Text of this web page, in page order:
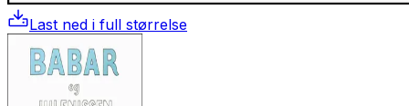
Last ned i full størrelse